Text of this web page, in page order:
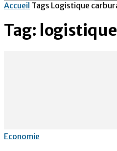
Accueil Tags Logistique
Tag:
Economie